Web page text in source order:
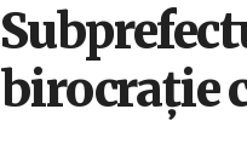
birocrație